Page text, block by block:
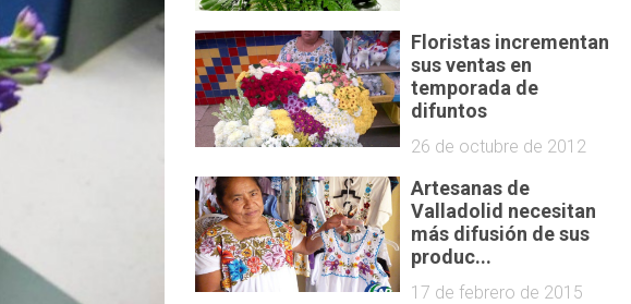
Floristas incrementan
sus ventas en
temporada de
difuntos
26 de octubre de 2012
Artesanas de
Valladolid necesitan
más difusión de sus
produc...
17 de febrero de 2015